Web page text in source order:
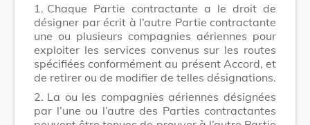
1. Chaque Partie contractante a le droit de
désigner par écrit à l’autre Partie contractante
une ou plusieurs compagnies aériennes pour
exploiter les services convenus sur les routes
spécifiées conformément au présent Accord, et
de retirer ou de modifier de telles désignations.
2. La ou les compagnies aériennes désignées
par l’une ou l’autre des Parties contractantes